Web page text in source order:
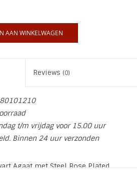
AAN WINKELWAGEN
Reviews (0)
t/m vrijdag voor 15.00 uur
Binnen 24 uur verzonden
Agaat met Steel Rose Plated